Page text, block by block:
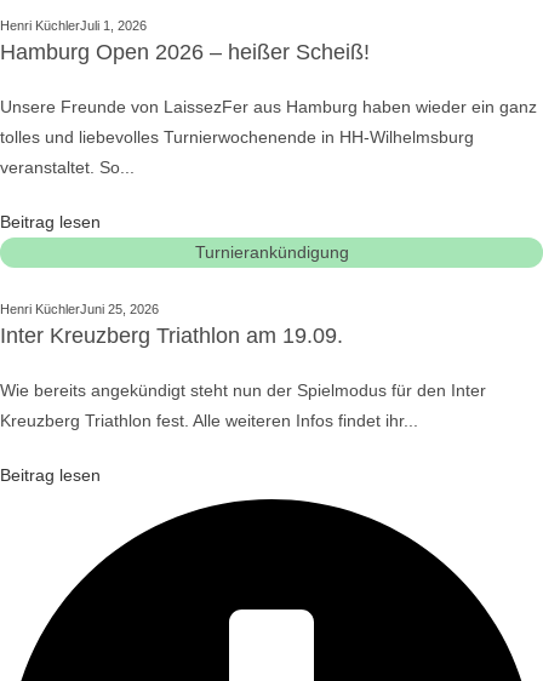
Henri KüchlerJuli 1, 2026
Hamburg Open 2026 – heißer Scheiß!
Unsere Freunde von LaissezFer aus Hamburg haben wieder ein ganz
tolles und liebevolles Turnierwochenende in HH-Wilhelmsburg
veranstaltet. So...
Beitrag lesen
Turnierankündigung
Henri KüchlerJuni 25, 2026
Inter Kreuzberg Triathlon am 19.09.
Wie bereits angekündigt steht nun der Spielmodus für den Inter
Kreuzberg Triathlon fest. Alle weiteren Infos findet ihr...
Beitrag lesen